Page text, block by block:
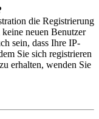
die Registrierung
neuen Benutzer
sein, dass Ihre IP-
Sie sich registrieren
erhalten, wenden Sie